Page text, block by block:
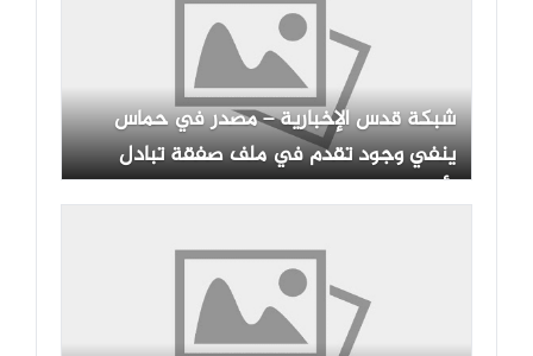
شبكة قدس الإخبارية – مصدر في حماس
ينفي وجود تقدم في ملف صفقة تبادل
الأسرى مع الاحتلال